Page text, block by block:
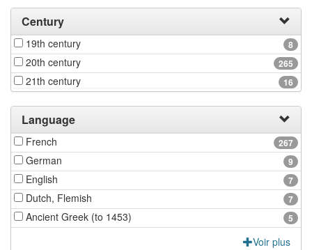
Century
8
19th century
265
20th century
16
21th century
Language
267
French
9
German
7
English
7
Dutch, Flemish
5
Ancient Greek (to 1453)
Voir plus